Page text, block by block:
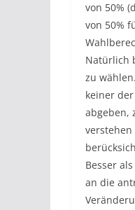
von 50%
von 50%
Natürlich
zu
keiner
abgeben,
Besser
an die